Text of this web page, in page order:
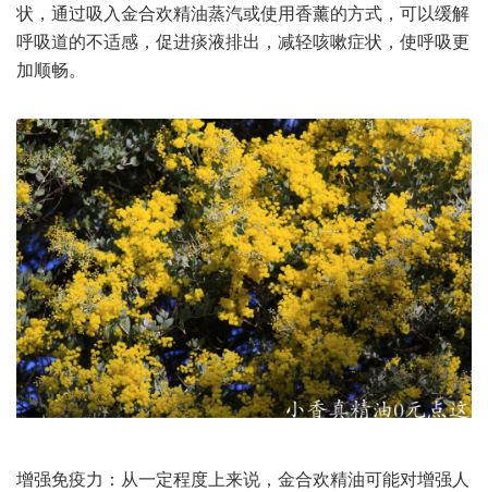
状，通过吸入金合欢精油蒸汽或使用香薰的方式，可以缓解
呼吸道的不适感，促进痰液排出，减轻咳嗽症状，使呼吸更
加顺畅。
增强免疫力：从一定程度上来说，金合欢精油可能对增强人